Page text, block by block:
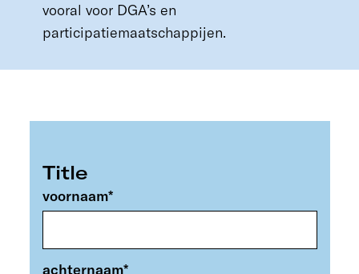
vooral voor DGA’s en
participatiemaatschappijen.
Title
voornaam*
achternaam*